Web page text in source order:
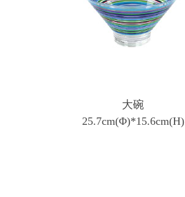
大碗
25.7cm(Φ)*15.6cm(H)